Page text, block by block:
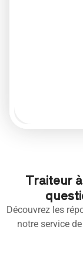
Traiteur
Découvrez les
notre service de